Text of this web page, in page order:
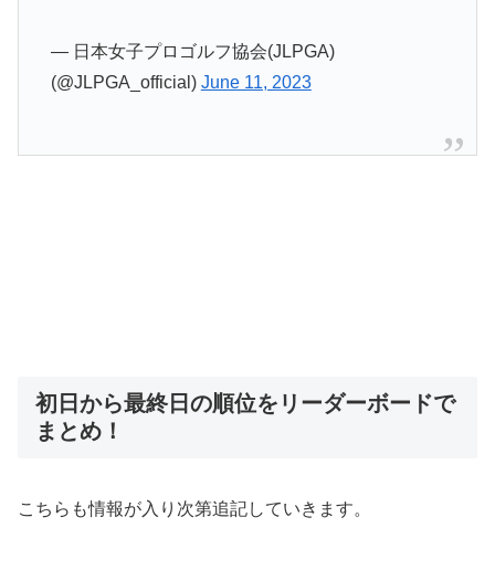
— 日本女子プロゴルフ協会(JLPGA)
(@JLPGA_official) June 11, 2023
初日から最終日の順位をリーダーボードで
まとめ！
こちらも情報が入り次第追記していきます。